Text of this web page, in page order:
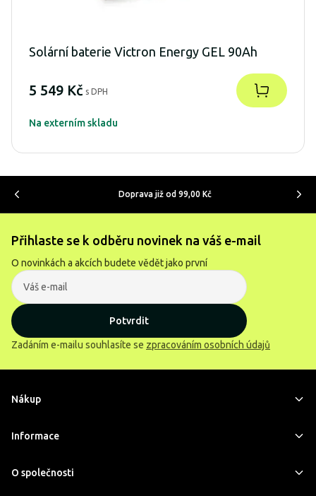
Solární baterie Victron Energy GEL 90Ah
5 549 Kč s DPH
Na externím skladu
Doprava již od 99,00 Kč
Přihlaste se k odběru novinek na váš e-mail
O novinkách a akcích budete vědět jako první
Potvrdit
Zadáním e-mailu souhlasíte se zpracováním osobních údajů
Nákup
Informace
O společnosti